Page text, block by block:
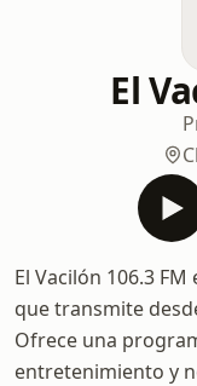
El
El Vacilón 106.3
que transmite
Ofrece una
entretenimiento y